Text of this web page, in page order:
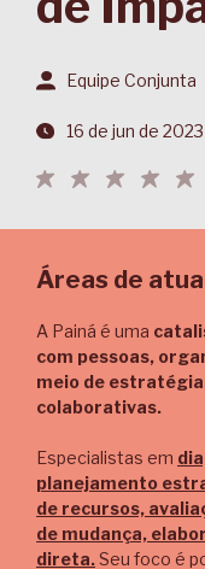
Equipe Conjunta
16 de jun de 2023
Áreas de
A Painá é uma
com pessoas,
meio de
colaborativas.
Especialistas em
planejamento
de recursos,
de mudança,
direta.Seu foco é